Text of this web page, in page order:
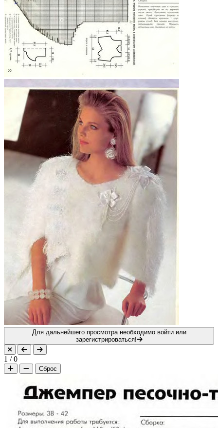
Для дальнейшего просмотра необходимо войти или
зарегистрироваться!
1 /0
Сброс